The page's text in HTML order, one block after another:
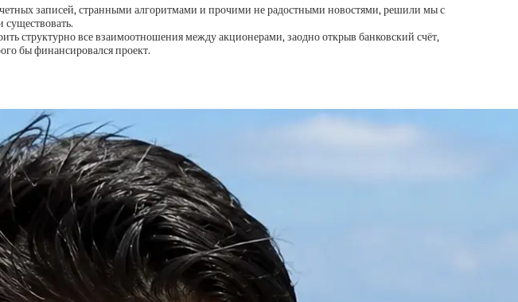
записей, странными алгоритмами и прочими не радостными новостями, решили мы с
структурно все взаимоотношения между акционерами, заодно открыв банковский счёт,
бы финансировался проект.